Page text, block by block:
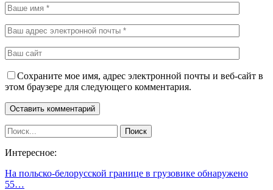
Сохраните мое имя, адрес электронной почты и веб-сайт в
этом браузере для следующего комментария.
Интересное:
На польско-белорусской границе в грузовике обнаружено
55…